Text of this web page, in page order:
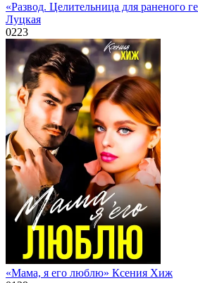
«Развод. Целительница для раненого
Луцкая
0223
«Мама, я его люблю» Ксения Хиж